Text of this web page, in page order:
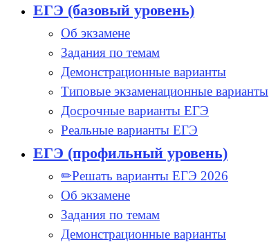
ЕГЭ (базовый уровень)
Об экзамене
Задания по темам
Демонстрационные варианты
Типовые экзаменационные варианты
Досрочные варианты ЕГЭ
Реальные варианты ЕГЭ
ЕГЭ (профильный уровень)
✏Решать варианты ЕГЭ 2026
Об экзамене
Задания по темам
Демонстрационные варианты